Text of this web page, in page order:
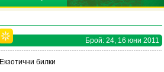
Брой: 24, 16 юни 2011
Екзотични билки